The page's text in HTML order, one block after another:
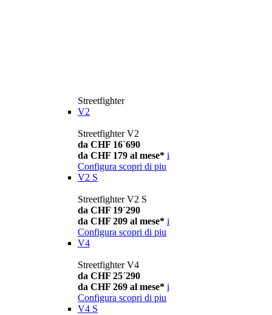
Streetfighter
V2
Streetfighter V2
da CHF 16´690
da CHF 179 al mese* i
Configura scopri di piu
V2 S
Streetfighter V2 S
da CHF 19´290
da CHF 209 al mese* i
Configura scopri di piu
V4
Streetfighter V4
da CHF 25´290
da CHF 269 al mese* i
Configura scopri di piu
V4 S